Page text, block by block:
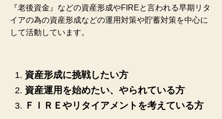
『老後資金』などの資産形成やFIREと言われる早期リタ
イアの為の資産形成などの運用対策や貯蓄対策を中心に
して活動しています。
資産形成に挑戦したい方
資産運用を始めたい、やられている方
ＦＩＲＥやリタイアメントを考えている方